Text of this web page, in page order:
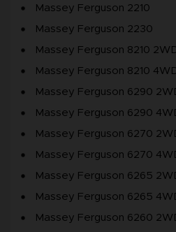
Massey Ferguson 2210
Massey Ferguson 2230
Massey Ferguson 8210
Massey Ferguson 8210
Massey Ferguson 6290
Massey Ferguson 6290
Massey Ferguson 6270
Massey Ferguson 6270
Massey Ferguson 6265
Massey Ferguson 6265
Massey Ferguson 6260